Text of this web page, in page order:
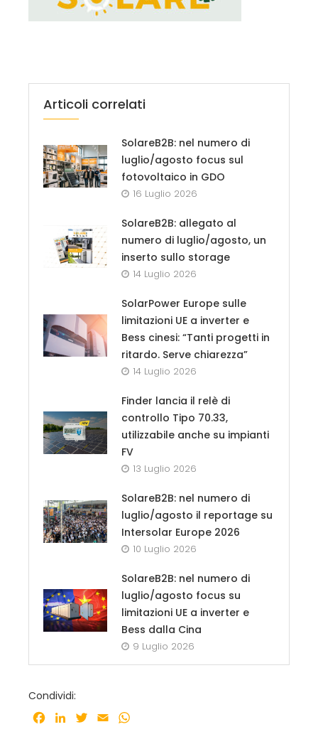
Articoli correlati
SolareB2B: nel numero di
luglio/agosto focus sul
fotovoltaico in GDO
16 Luglio 2026
SolareB2B: allegato al
numero di luglio/agosto, un
inserto sullo storage
14 Luglio 2026
SolarPower Europe sulle
limitazioni UE a inverter e
Bess cinesi: “Tanti progetti in
ritardo. Serve chiarezza”
14 Luglio 2026
Finder lancia il relè di
controllo Tipo 70.33,
utilizzabile anche su impianti
FV
13 Luglio 2026
SolareB2B: nel numero di
luglio/agosto il reportage su
Intersolar Europe 2026
10 Luglio 2026
SolareB2B: nel numero di
luglio/agosto focus su
limitazioni UE a inverter e
Bess dalla Cina
9 Luglio 2026
Condividi:
Facebook
LinkedInTwitter
Email